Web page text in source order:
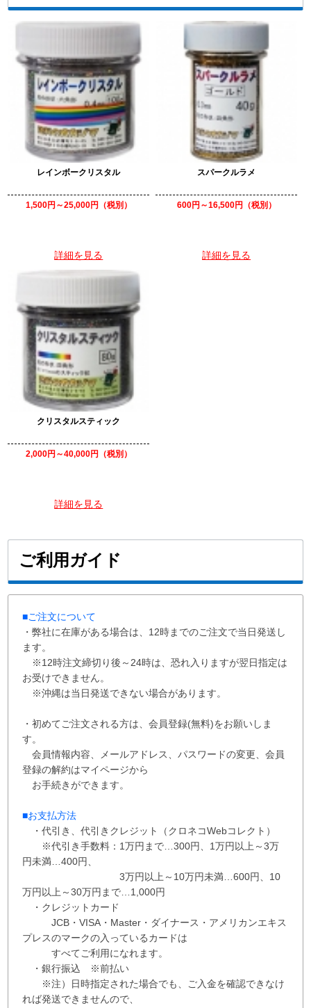
レインボークリスタル
1,500円～25,000円（税別）
詳細を見る
スパークルラメ
600円～16,500円（税別）
詳細を見る
クリスタルスティック
2,000円～40,000円（税別）
詳細を見る
ご利用ガイド
■ご注文について
・弊社に在庫がある場合は、12時までのご注文で当日発送し
ます。
※12時注文締切り後～24時は、恐れ入りますが翌日指定は
お受けできません。
※沖縄は当日発送できない場合があります。
・初めてご注文される方は、会員登録(無料)をお願いしま
す。
会員情報内容、メールアドレス、パスワードの変更、会員
登録の解約はマイページから
お手続きができます。
■お支払方法
・代引き、代引きクレジット（クロネコWebコレクト）
※代引き手数料： 1万円まで…300円、 1万円以上～3万
円未満…400円、
3万円以上～10万円未満…600円、 10
万円以上～30万円まで…1,000円
・クレジットカード
JCB・VISA・Master・ダイナース・アメリカンエキス
プレスのマークの入っているカードは
すべてご利用になれます。
・銀行振込 ※前払い
※注）日時指定された場合でも、ご入金を確認できなけ
れば発送できませんので、